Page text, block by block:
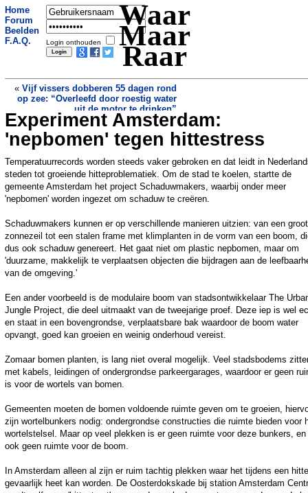
Home
Forum
Beelden
F.A.Q.
Login onthouden
Waar
Maar
Raar
« Vijf vissers dobberen 55 dagen rond
op zee: “Overleefd door roestig water
uit de motor te drinken”
Ruimtesonde uit Sovjettijd
waarschijnlijk neergestort
Experiment Amsterdam:
'nepbomen' tegen hittestress
Temperatuurrecords worden steeds vaker gebroken en dat leidt in
steden tot groeiende hitteproblematiek. Om de stad te koelen, startte de
gemeente Amsterdam het project Schaduwmakers, waarbij onder meer
'nepbomen' worden ingezet om schaduw te creëren.
Schaduwmakers kunnen er op verschillende manieren uitzien: van een groot
zonnezeil tot een stalen frame met klimplanten in de vorm van een boom,
dus ook schaduw genereert. Het gaat niet om plastic nepbomen, maar om
'duurzame, makkelijk te verplaatsen objecten die bijdragen aan de
van de omgeving.'
Een ander voorbeeld is de modulaire boom van stadsontwikkelaar The
Jungle Project, die deel uitmaakt van de tweejarige proef. Deze iep is wel
en staat in een bovengrondse, verplaatsbare bak waardoor de boom water
opvangt, goed kan groeien en weinig onderhoud vereist.
Zomaar bomen planten, is lang niet overal mogelijk. Veel stadsbodems
met kabels, leidingen of ondergrondse parkeergarages, waardoor er geen
is voor de wortels van bomen.
Gemeenten moeten de bomen voldoende ruimte geven om te groeien,
zijn wortelbunkers nodig: ondergrondse constructies die ruimte bieden voor
wortelstelsel. Maar op veel plekken is er geen ruimte voor deze bunkers, en
ook geen ruimte voor de boom.
In Amsterdam alleen al zijn er ruim tachtig plekken waar het tijdens een
gevaarlijk heet kan worden. De Oosterdokskade bij station Amsterdam